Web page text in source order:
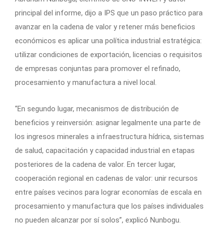
principal del informe, dijo a IPS que un paso práctico para
avanzar en la cadena de valor y retener más beneficios
económicos es aplicar una política industrial estratégica:
utilizar condiciones de exportación, licencias o requisitos
de empresas conjuntas para promover el refinado,
procesamiento y manufactura a nivel local.
“En segundo lugar, mecanismos de distribución de
beneficios y reinversión: asignar legalmente una parte de
los ingresos minerales a infraestructura hídrica, sistemas
de salud, capacitación y capacidad industrial en etapas
posteriores de la cadena de valor. En tercer lugar,
cooperación regional en cadenas de valor: unir recursos
entre países vecinos para lograr economías de escala en
procesamiento y manufactura que los países individuales
no pueden alcanzar por sí solos”, explicó Nunbogu.